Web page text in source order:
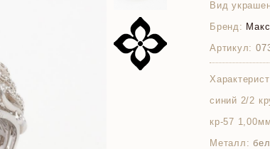
Вид
Бренд:
Артикул:
синий 2/2
кр-57
Металл: